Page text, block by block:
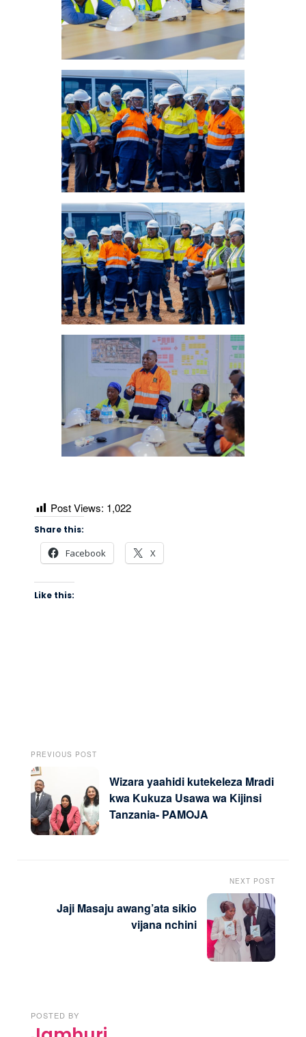
Post Views: 1,022
Share this:
Facebook X
Like this:
PREVIOUS POST
Wizara yaahidi kutekeleza Mradi
kwa Kukuza Usawa wa Kijinsi
Tanzania- PAMOJA
NEXT POST
Jaji Masaju awang’ata sikio
vijana nchini
POSTED BY